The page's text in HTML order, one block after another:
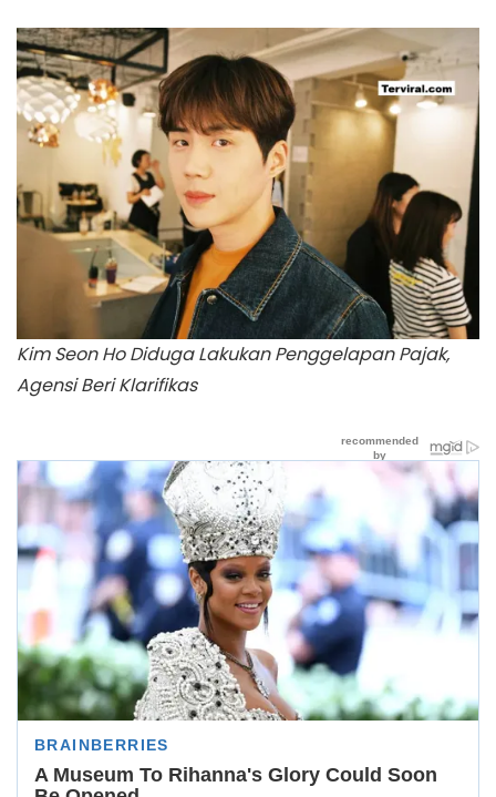
Kim Seon Ho Diduga Lakukan Penggelapan Pajak,
Agensi Beri Klarifikas